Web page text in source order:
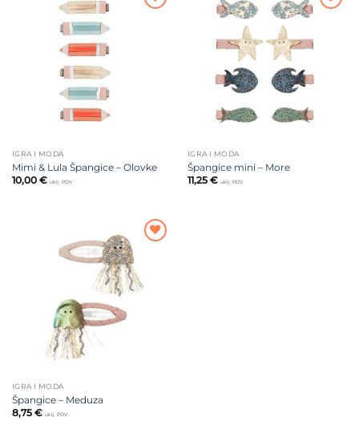
IGRA I MODA
Mimi & Lula Špangice – Olovke
10,00 € uklj. PDV
Dodajte
IGRA I MODA
Špangice mini – More
11,25 € uklj. PDV
Dodajte
na listu
IGRA I MODA
Špangice – Meduza
8,75 € uklj. PDV